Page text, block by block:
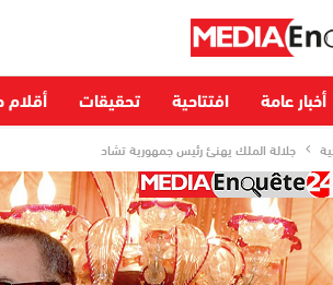
أخبار عامة افتتاحية تحقيقات أقلام
جلالة الملك يهنئ رئيس جمهورية تشاد